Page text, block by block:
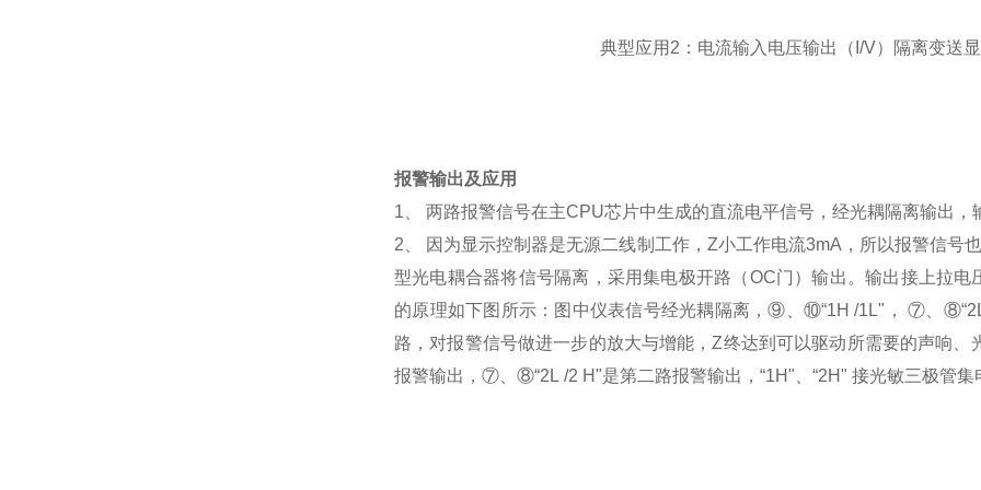
典型应用2：电流输入电压输出（I/V）隔离变送显
报警输出及应用
1、 两路报警信号在主CPU芯片中生成的直流电平信号，经光耦隔离输出
2、 因为显示控制器是无源二线制工作，Z小工作电流3mA，所以报警信号
型光电耦合器将信号隔离，采用集电极开路（OC门）输出。输出接上拉
的原理如下图所示：图中仪表信号经光耦隔离，⑨、⑩“1H /1L"， ⑦、
路，对报警信号做进一步的放大与增能，Z终达到可以驱动所需要的声响
报警输出，⑦、⑧“2L /2 H"是第二路报警输出，“1H"、“2H" 接光敏三极管集